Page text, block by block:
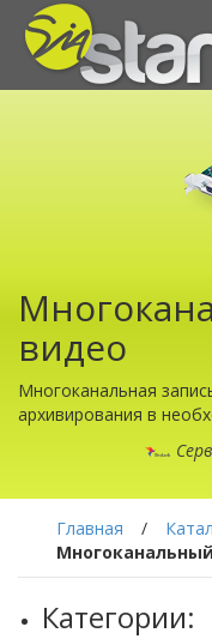
видео
Многоканальная
архивирования в
Главная /
Категории: